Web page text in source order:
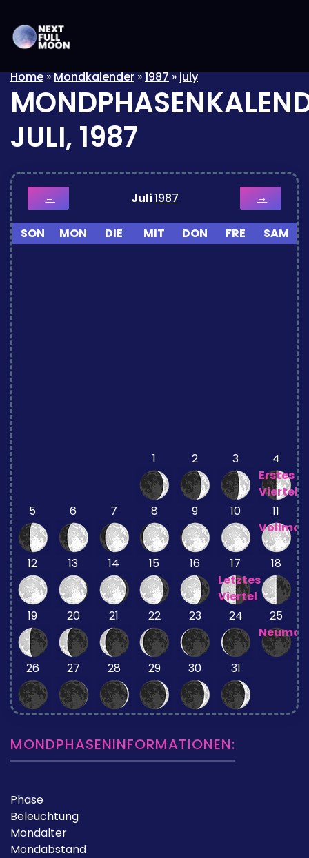
Home»Mondkalender»1987»july
JULI, 1987
← Juli1987 →
SON MON DIE MIT DON FRE SAM
1 2 3
4
Erstes
Viertel
5
6 7 8 9 10
11
12 13 14 15 16
17
Letztes
Viertel
18
19 20 21 22 23 24
25
26 27 28 29 30 31
MONDPHASENINFORMATIONEN:
Phase
Beleuchtung
Mondalter
Mondabstand